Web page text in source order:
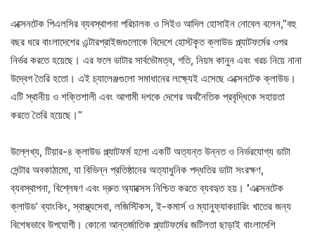
এক্সেনটেক পিএলসির ব্যবস্থাপনা পরিচালক ও সিইও আদিল হোসাইন নোবেল বলেন,”বহু
বছর ধরে বাংলাদেশের এন্টারপ্রাইজগুলোকে বিদেশে হোস্টকৃত ক্লাউড প্ল্যাটফর্মের ওপর
নির্ভর করতে হয়েছে। এর ফলে ডাটার সার্বভৌমত্ব, গতি, নিয়ম কানুন এবং খরচ নিয়ে নানা
উদ্বেগ তৈরি হতো। এই চ্যালেঞ্জগুলো সমাধানের লক্ষ্যেই এসেছে এক্সেনটেক ক্লাউড।
এটি স্থানীয় ও শক্তিশালী এবং আগামী দশকে দেশের অর্থনৈতিক প্রবৃদ্ধিকে সহায়তা
করতে তৈরি হয়েছে।”
উল্লেখ্য, টিয়ার-৪ ক্লাউড প্ল্যাটফর্ম হলো একটি অত্যন্ত উন্নত ও নির্ভরযোগ্য ডাটা
সেন্টার অবকাঠামো, যা বিভিন্ন প্রতিষ্ঠানের অত্যাধুনিক পদ্ধতির ডাটা সংরক্ষণ,
ব্যবস্থাপনা, বিশ্লেষণ এবং দ্রুত অ্যাক্সেস নিশ্চিত করতে ব্যবহৃত হয়। ‘এক্সেনটেক
ক্লাউড’ ব্যাংকিং, স্বাস্থ্যসেবা, লজিস্টিকস, ই-কমার্স ও ম্যানুফ্যাকচারিং খাতের জন্য
বিশেষভাবে উপযোগী। কোনো আন্তর্জাতিক প্ল্যাটফর্মের জটিলতা ছাড়াই বাংলাদেশি